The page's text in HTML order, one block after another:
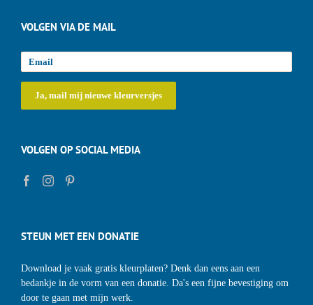
VOLGEN VIA DE MAIL
VOLGEN OP SOCIAL MEDIA
STEUN MET EEN DONATIE
Download je vaak gratis kleurplaten? Denk dan eens aan een
bedankje in de vorm van een donatie. Da's een fijne bevestiging om
door te gaan met mijn werk.